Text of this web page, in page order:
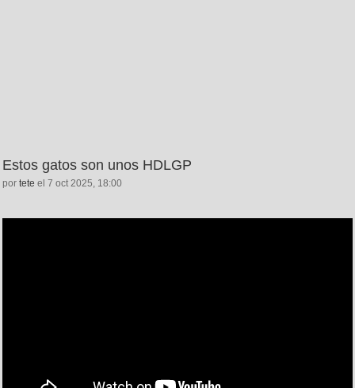
Estos gatos son unos HDLGP
por tete el 7 oct 2025, 18:00